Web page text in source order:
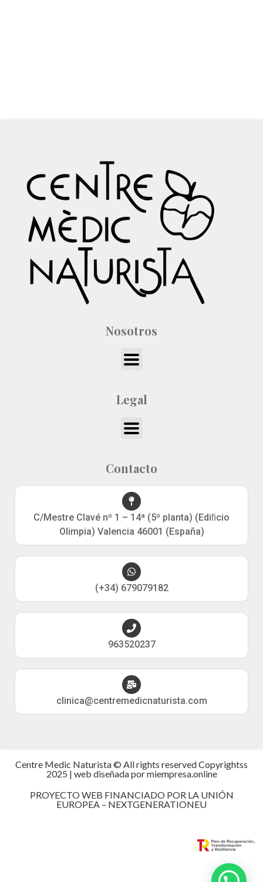
Nosotros
Legal
Contacto
C/Mestre Clavé nº 1 – 14ª (5º planta) (Ediﬁcio
Olimpia) Valencia 46001 (España)
(+34) 679079182
963520237
clinica@centremedicnaturista.com
Centre Medic Naturista © All rights reserved Copyrightss
2025 | web diseñada por miempresa.online
PROYECTO WEB FINANCIADO POR LA UNIÓN
EUROPEA – NEXTGENERATIONEU